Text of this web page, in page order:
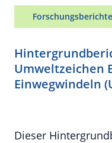
Forschungsberichte
Umweltzeichen
Einwegwindeln
Dieser